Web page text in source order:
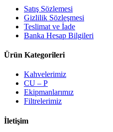
Satış Sözlemesi
Gizlilik Sözleşmesi
Teslimat ve İade
Banka Hesap Bilgileri
Ürün Kategorileri
Kahvelerimiz
CU – P
Ekipmanlarımız
Filtrelerimiz
İletişim